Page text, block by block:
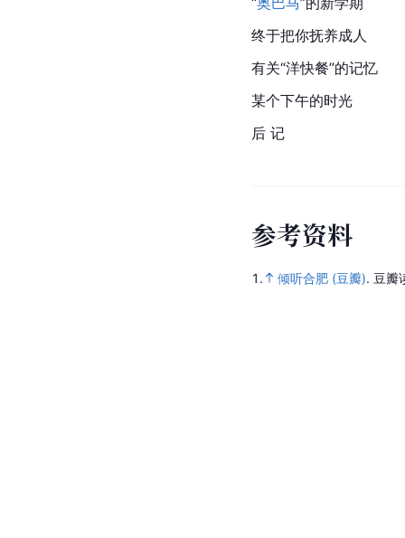
终于把你抚养成人
有关“洋快餐”的记忆
某个下午的时光
后 记
参考资料
1. 倾听合肥 (豆瓣). 豆瓣